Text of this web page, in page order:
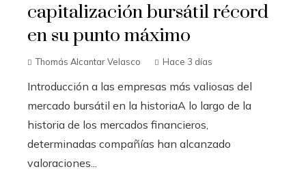
capitalización bursátil récord
en su punto máximo
Thomás Alcantar Velasco Hace 3 días
Introducción a las empresas más valiosas del
mercado bursátil en la historiaA lo largo de la
historia de los mercados financieros,
determinadas compañías han alcanzado
valoraciones...